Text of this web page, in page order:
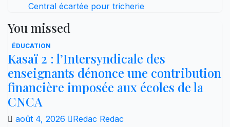
Central écartée pour tricherie
You missed
ÉDUCATION
Kasaï 2 : l’Intersyndicale des
enseignants dénonce une contribution
financière imposée aux écoles de la
CNCA
août 4, 2026 Redac Redac